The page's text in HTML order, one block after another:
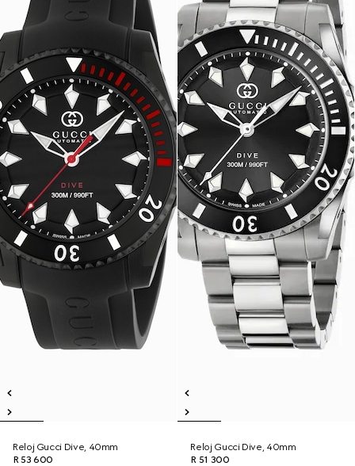
Reloj Gucci Dive, 40mm
R 53 600
Reloj Gucci Dive, 40mm
R 51 300